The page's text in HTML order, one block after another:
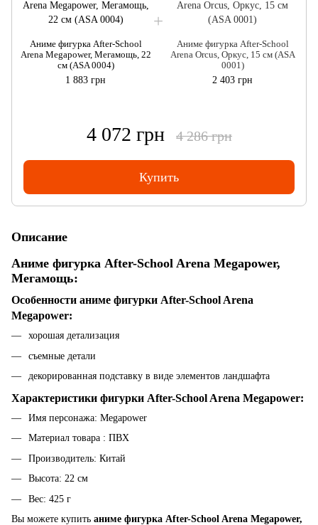
Аниме фигурка After-School
Arena Megapower, Мегамощь, 22
см (ASA 0004)
1 883 грн
Аниме фигурка After-School
Arena Orcus, Оркус, 15 см (ASA
0001)
2 403 грн
4 072 грн 4 286 грн
Купить
Описание
Аниме фигурка After-School Arena Megapower,
Мегамощь:
Особенности аниме фигурки After-School Arena
Megapower:
хорошая детализация
съемные детали
декорированная подставку в виде элементов ландшафта
Характеристики фигурки After-School Arena Megapower:
Имя персонажа: Megapower
Материал товара : ПВХ
Производитель: Китай
Высота: 22 см
Вес: 425 г
Вы можете купить аниме фигурка After-School Arena Megapower,